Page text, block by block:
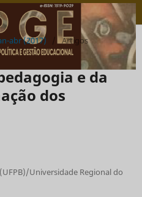
abr (2017) / Artigos
e da
dos
Universidade Regional do